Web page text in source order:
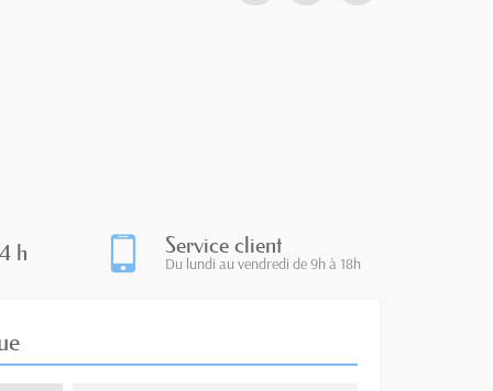
h Service client
Du lundi au vendredi de 9h à 18h